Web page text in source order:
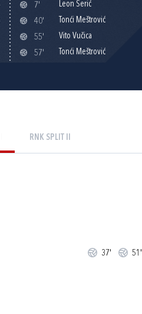
7'
Leon Šerić
40'
Tonći Meštrović
55'
Vito Vučica
57'
Tonći Meštrović
RNK SPLIT II
37' 51'